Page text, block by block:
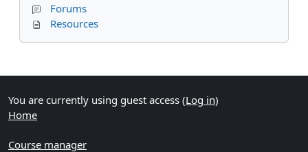
Forums
Resources
Supplementary blocks
You are currently using guest access (Log in)
Home
Course manager